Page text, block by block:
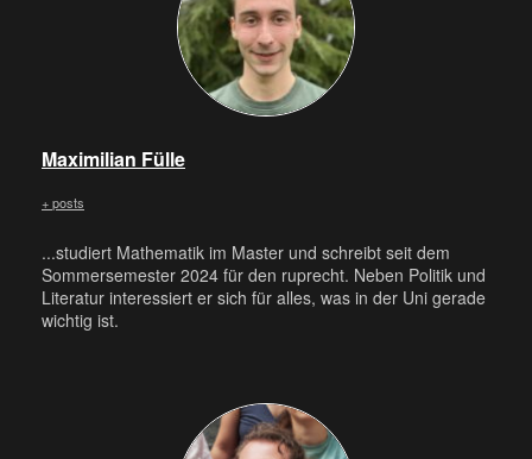
Maximilian Fülle
+ posts
...studiert Mathematik im Master und schreibt seit dem
Sommersemester 2024 für den ruprecht. Neben Politik und
Literatur interessiert er sich für alles, was in der Uni gerade
wichtig ist.